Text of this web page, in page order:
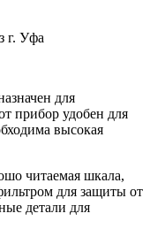
г. Уфа
для
прибор удобен для
высокая
читаемая шкала,
для защиты от
детали для